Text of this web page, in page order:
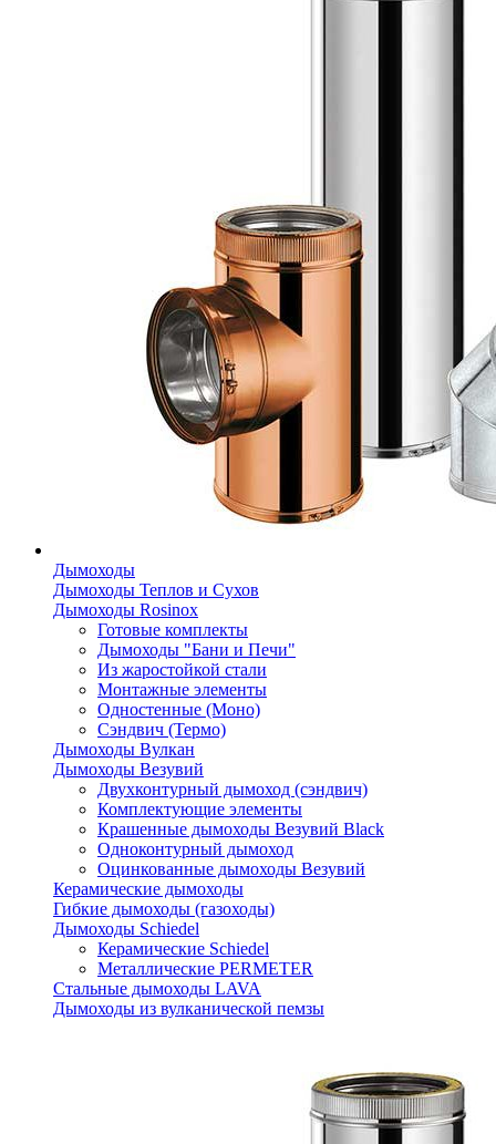
Дымоходы
Дымоходы Теплов и Сухов
Дымоходы Rosinox
Готовые комплекты
Дымоходы "Бани и Печи"
Из жаростойкой стали
Монтажные элементы
Одностенные (Моно)
Сэндвич (Термо)
Дымоходы Вулкан
Дымоходы Везувий
Двухконтурный дымоход (сэндвич)
Комплектующие элементы
Крашенные дымоходы Везувий Black
Одноконтурный дымоход
Оцинкованные дымоходы Везувий
Керамические дымоходы
Гибкие дымоходы (газоходы)
Дымоходы Schiedel
Керамические Schiedel
Металлические PERMETER
Стальные дымоходы LAVA
Дымоходы из вулканической пемзы